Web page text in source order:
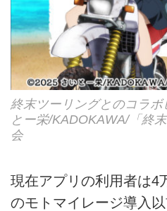
終末ツーリングとのコラ
とー栄/KADOKAWA/「終
会
現在アプリの利用者は4
のモトマイレージ導入